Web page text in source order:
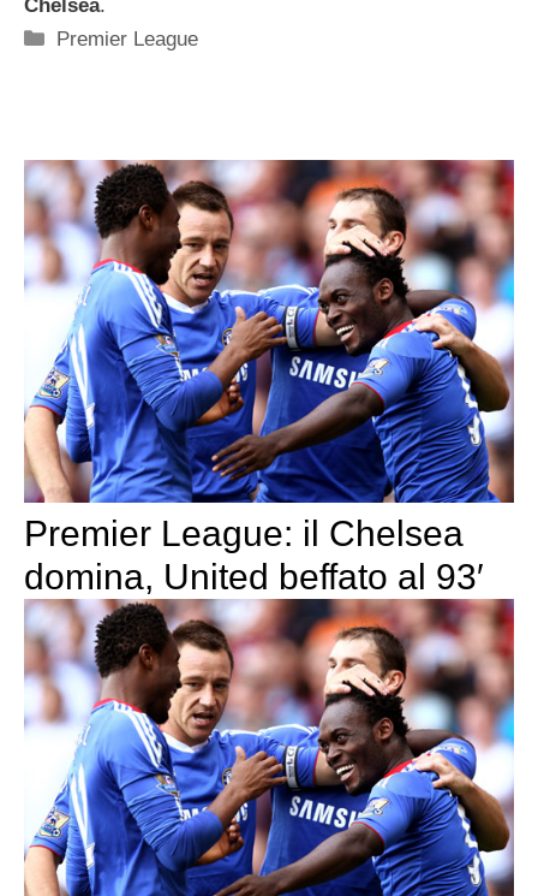
Chelsea.
Categorie
Premier League
Premier League: il Chelsea
domina, United beffato al 93′